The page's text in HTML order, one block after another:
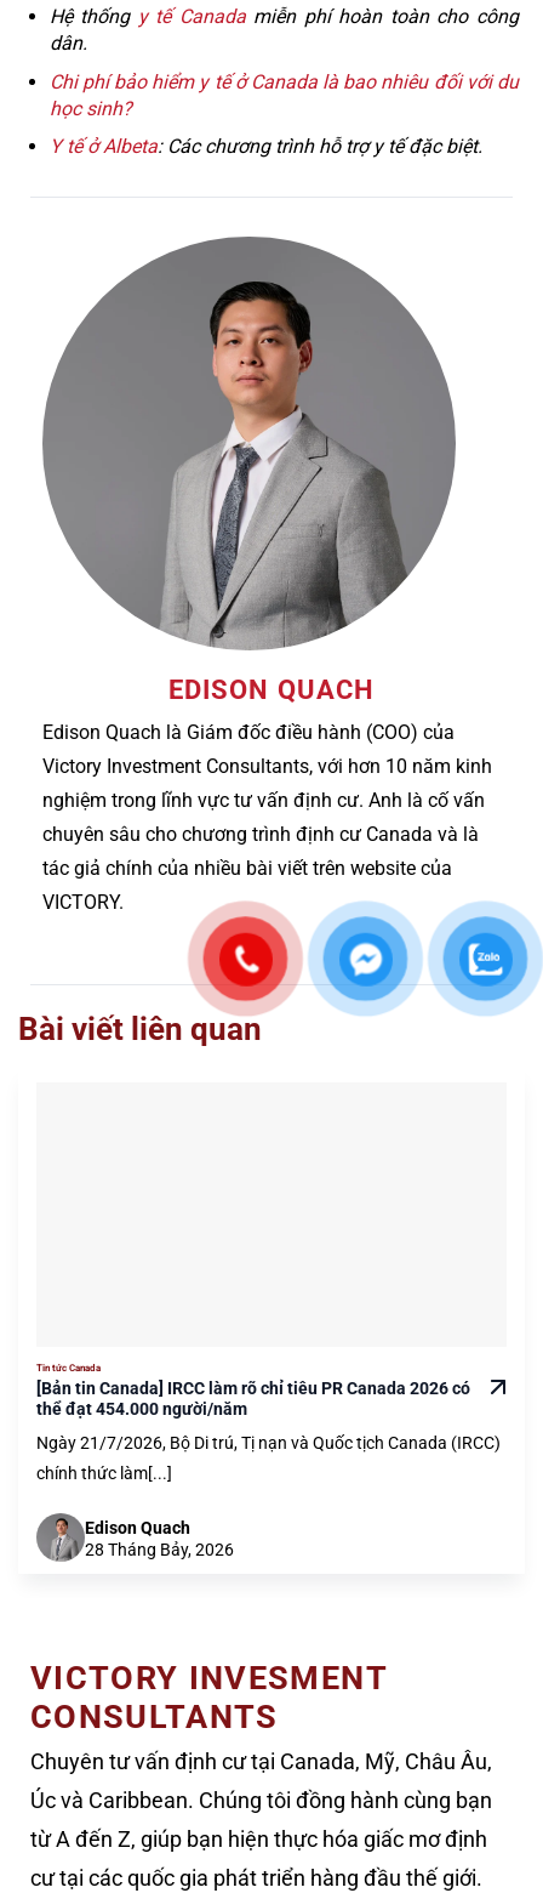
Hệ thống y tế Canadamiễn phí hoàn toàn cho công
dân.
Chi phí bảo hiểm y tế ở Canada là bao nhiêu đối với du
học sinh?
Y tế ở Albeta: Các chương trình hỗ trợ y tế đặc biệt.
EDISON QUACH
Edison Quach là Giám đốc điều hành (COO) của
Victory Investment Consultants, với hơn 10 năm kinh
nghiệm trong lĩnh vực tư vấn định cư. Anh là cố vấn
chuyên sâu cho chương trình định cư Canada và là
tác giả chính của nhiều bài viết trên website của
VICTORY.
Bài viết liên quan
Tin tức Canada
[Bản tin Canada] IRCC làm rõ chỉ tiêu PR Canada 2026 có
thể đạt 454.000 người/năm
Ngày 21/7/2026, Bộ Di trú, Tị nạn và Quốc tịch Canada (IRCC)
chính thức làm[...]
Edison Quach
28 Tháng Bảy, 2026
VICTORY INVESMENT
CONSULTANTS
Chuyên tư vấn định cư tại Canada, Mỹ, Châu Âu,
Úc và Caribbean. Chúng tôi đồng hành cùng bạn
từ A đến Z, giúp bạn hiện thực hóa giấc mơ định
cư tại các quốc gia phát triển hàng đầu thế giới.